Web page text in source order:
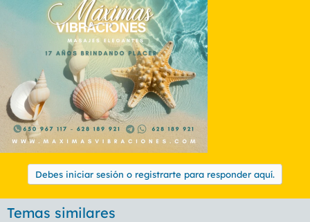
Debes iniciar sesión o registrarte para responder aquí.
Temas similares